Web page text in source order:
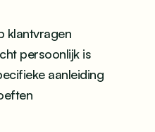
klantvragen
persoonlijk is
aanleiding